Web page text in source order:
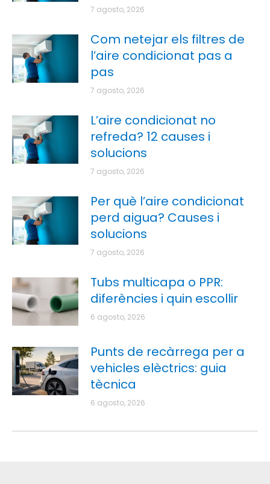
7 agosto, 2026
Com netejar els filtres de
l’aire condicionat pas a
pas
7 agosto, 2026
L’aire condicionat no
refreda? 12 causes i
solucions
7 agosto, 2026
Per què l’aire condicionat
perd aigua? Causes i
solucions
7 agosto, 2026
Tubs multicapa o PPR:
diferències i quin escollir
6 agosto, 2026
Punts de recàrrega per a
vehicles elèctrics: guia
tècnica
6 agosto, 2026